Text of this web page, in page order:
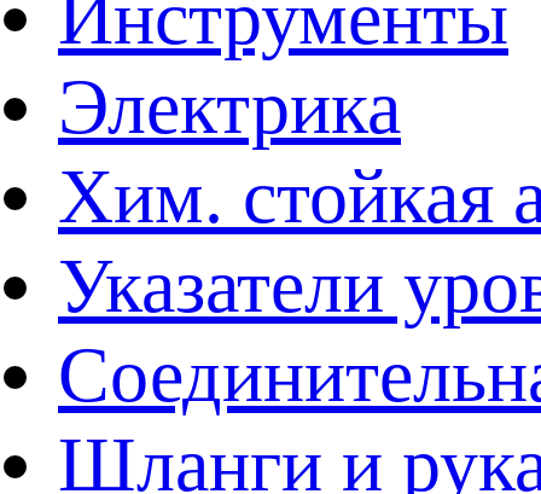
Инструменты
Электрика
Хим. стойкая
Указатели
Шланги и